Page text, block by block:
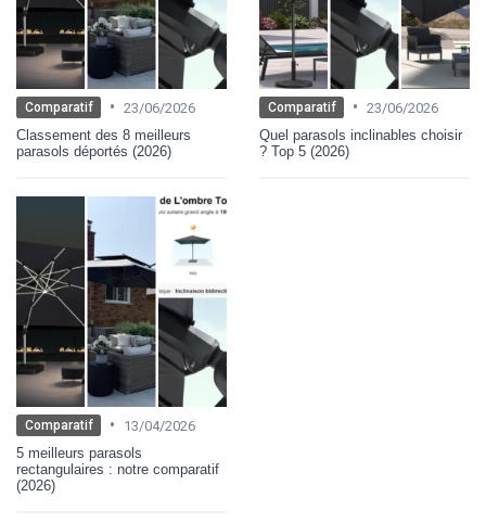
Comparatif • 23/06/2026
Classement des 8 meilleurs
parasols déportés (2026)
Comparatif • 23/06/2026
Quel parasols inclinables choisir
? Top 5 (2026)
Comparatif •
13/04/2026
5 meilleurs parasols
rectangulaires : notre comparatif
(2026)